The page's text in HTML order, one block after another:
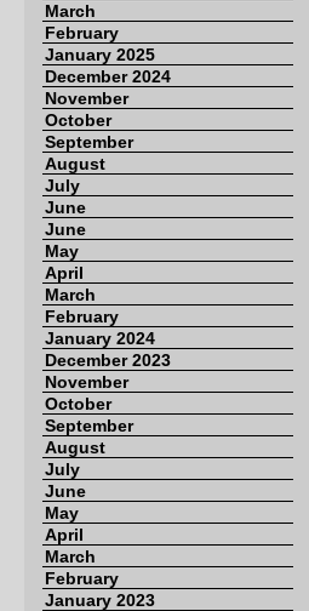
March
February
January 2025
December 2024
November
October
September
August
July
June
June
May
April
March
February
January 2024
December 2023
November
October
September
August
July
June
May
April
March
February
January 2023